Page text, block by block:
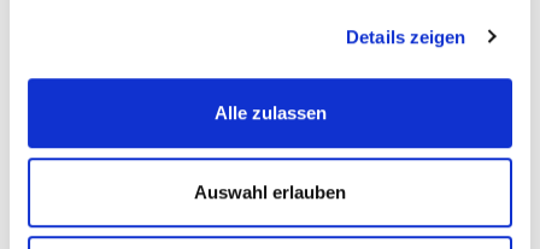
Details zeigen
Alle zulassen
Auswahl erlauben
Tabea und Max